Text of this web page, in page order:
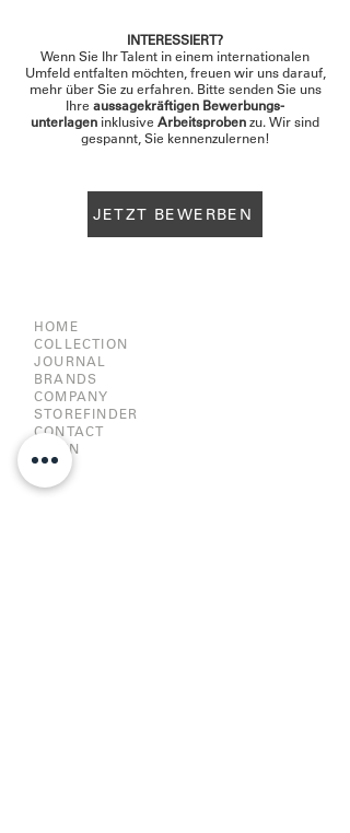
INTERESSIERT?
Wenn Sie Ihr Talent in einem internationalen
Umfeld entfalten möchten, freuen wir uns darauf,
mehr über Sie zu erfahren. Bitte senden Sie uns
Ihre aussagekräftigen Bewerbungs-
unterlagen inklusive Arbeitsprobenzu.Wir sind
gespannt, Sie kennenzulernen!
JETZT BEWERBEN
HOME
COLLECTION
JOURNAL
BRANDS
COMPANY
STOREFINDER
CONTACT
LOGIN